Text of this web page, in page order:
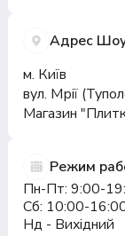
Адрес
м. Київ
вул. Мрії
Магазин
Режим
Пн-Пт: 9:00-
Сб: 10:00-
Нд - Вихідний